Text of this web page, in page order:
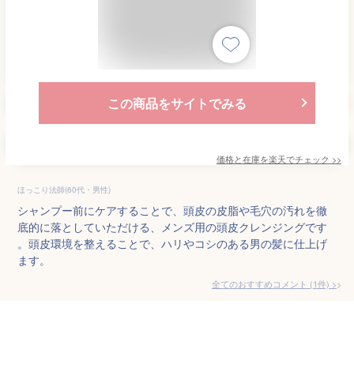
この商品をサイトでみる
価格と在庫を楽天でチェック >>
ほっこり法師(60代・男性)
シャンプー前にケアすることで、頭皮の皮脂や毛穴の汚れを徹
底的に落としていただける、メンズ用の頭皮クレンジングです
。頭皮環境を整えることで、ハリやコシのある男の髪に仕上げ
ます。
全てのおすすめコメント (1件) >